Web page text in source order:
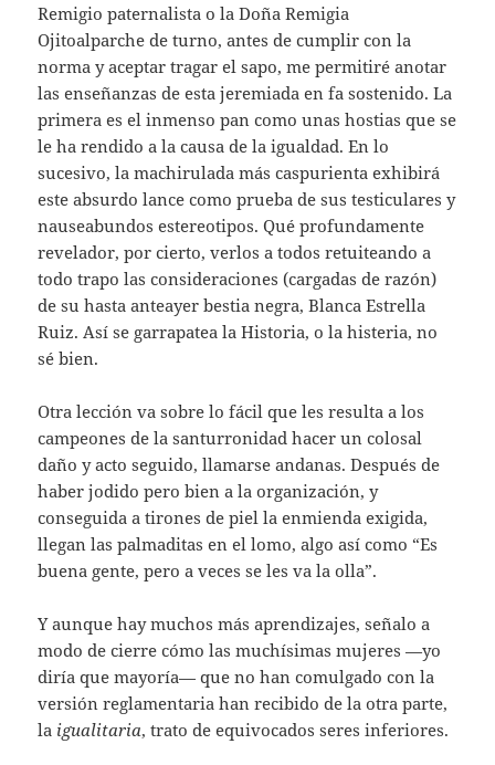
Remigio paternalista o la Doña Remigia
Ojitoalparche de turno, antes de cumplir con la
norma y aceptar tragar el sapo, me permitiré anotar
las enseñanzas de esta jeremiada en fa sostenido. La
primera es el inmenso pan como unas hostias que se
le ha rendido a la causa de la igualdad. En lo
sucesivo, la machirulada más caspurienta exhibirá
este absurdo lance como prueba de sus testiculares y
nauseabundos estereotipos. Qué profundamente
revelador, por cierto, verlos a todos retuiteando a
todo trapo las consideraciones (cargadas de razón)
de su hasta anteayer bestia negra, Blanca Estrella
Ruiz. Así se garrapatea la Historia, o la histeria, no
sé bien.
Otra lección va sobre lo fácil que les resulta a los
campeones de la santurronidad hacer un colosal
daño y acto seguido, llamarse andanas. Después de
haber jodido pero bien a la organización, y
conseguida a tirones de piel la enmienda exigida,
llegan las palmaditas en el lomo, algo así como “Es
buena gente, pero a veces se les va la olla”.
Y aunque hay muchos más aprendizajes, señalo a
modo de cierre cómo las muchísimas mujeres —yo
diría que mayoría— que no han comulgado con la
versión reglamentaria han recibido de la otra parte,
la igualitaria, trato de equivocados seres inferiores.